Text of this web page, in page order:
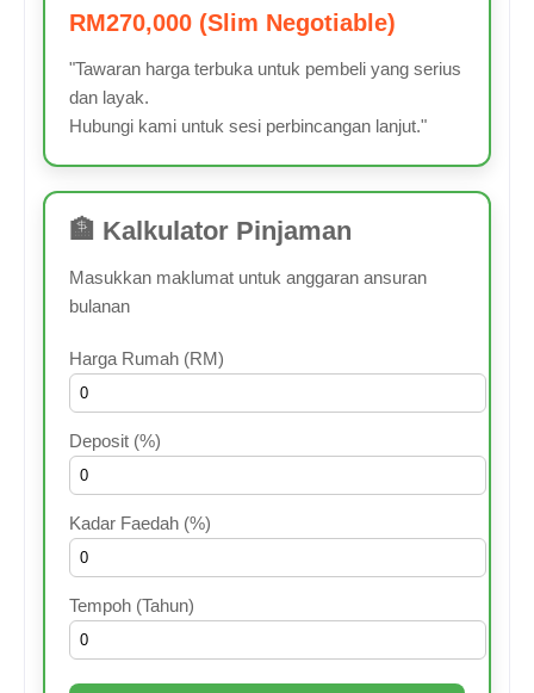
RM270,000 (Slim Negotiable)
"Tawaran harga terbuka untuk pembeli yang serius
dan layak.
Hubungi kami untuk sesi perbincangan lanjut."
🏦 Kalkulator Pinjaman
Masukkan maklumat untuk anggaran ansuran
bulanan
Harga Rumah (RM)
Deposit (%)
Kadar Faedah (%)
Tempoh (Tahun)